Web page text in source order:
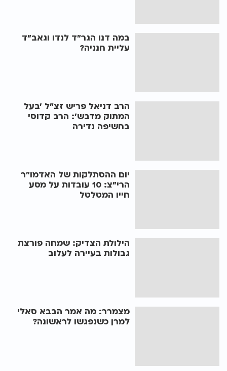
במה דנו הגר"ד לנדו וגאב"ד
עליית חנניה?
הרב דניאל פריש זצ"ל ’בעל
המתוק מדבש’: הרב קדוסי
בחשיפה נדירה
יום ההסתלקות של האדמו"ר
הרי"צ: 10 עובדות על מסע
חייו המטלטל
הילולת הצדיק: שמחה פורצת
גבולות בעיירה לעלוב
מצמרר: מה אמר הבבא סאלי
למרן כשנפגשו לראשונה?